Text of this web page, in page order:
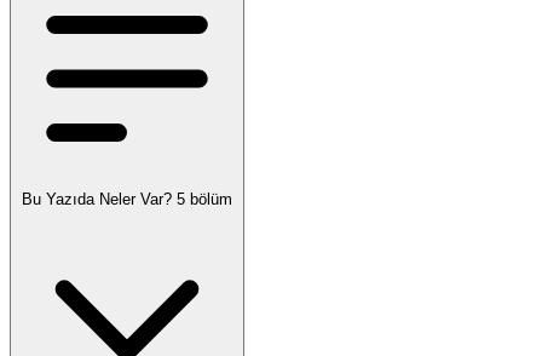
Bu Yazıda Neler Var? 5 bölüm